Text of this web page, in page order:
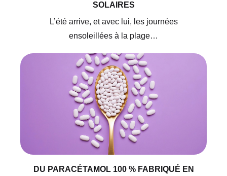
SOLAIRES
L’été arrive, et avec lui, les journées
ensoleillées à la plage…
DU PARACÉTAMOL 100 % FABRIQUÉ EN